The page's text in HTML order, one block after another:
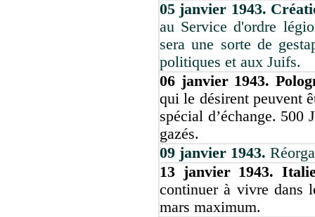
05 janvier 1943.
au Service d'ordre
sera une sorte de
politiques et aux Juifs.
06 janvier 1943.
qui le désirent peuvent
spécial d’échange.
gazés.
09 janvier 1943.
13 janvier 1943.
continuer à vivre dans
mars maximum.